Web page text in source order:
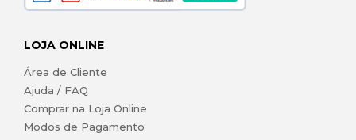
LOJA ONLINE
Área de Cliente
Ajuda / FAQ
Comprar na Loja Online
Modos de Pagamento